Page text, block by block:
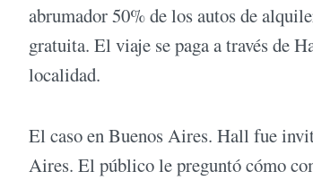
abrumador 50% de los autos de
gratuita. El viaje se paga a través de
localidad.
El caso en Buenos Aires. Hall fue
Aires. El público le preguntó cómo